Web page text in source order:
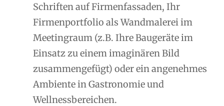
Schriften auf Firmenfassaden, Ihr
Firmenportfolio als Wandmalerei im
Meetingraum (z.B. Ihre Baugeräte im
Einsatz zu einem imaginären Bild
zusammengefügt) oder ein angenehmes
Ambiente in Gastronomie und
Wellnessbereichen.